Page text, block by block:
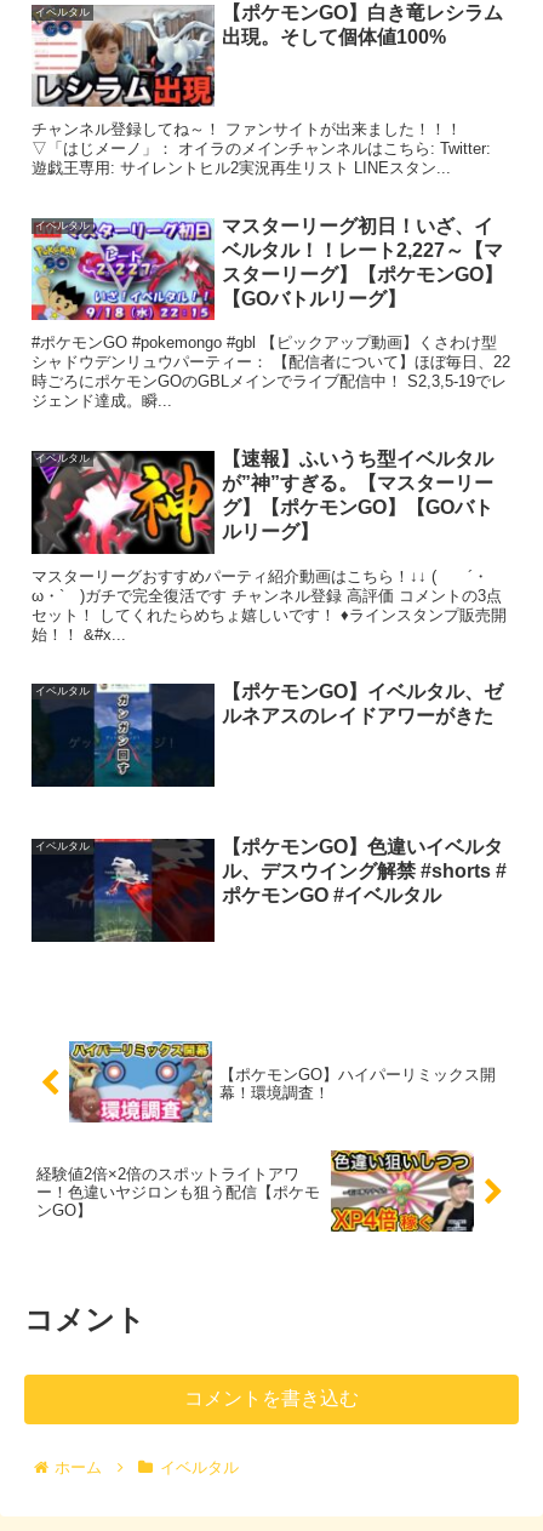
イベルタル
【ポケモンGO】白き竜レシラム
出現。そして個体値100%
チャンネル登録してね～！ ファンサイトが出来ました！！！
▽「はじメーノ」： オイラのメインチャンネルはこちら: Twitter:
遊戯王専用: サイレントヒル2実況再生リスト LINEスタン...
イベルタル
マスターリーグ初日！いざ、イ
ベルタル！！レート2,227～【マ
スターリーグ】【ポケモンGO】
【GOバトルリーグ】
#ポケモンGO #pokemongo #gbl 【ピックアップ動画】くさわけ型
シャドウデンリュウパーティー： 【配信者について】ほぼ毎日、22
時ごろにポケモンGOのGBLメインでライブ配信中！ S2,3,5-19でレ
ジェンド達成。瞬...
イベルタル
【速報】ふいうち型イベルタル
が”神”すぎる。【マスターリー
グ】【ポケモンGO】【GOバト
ルリーグ】
マスターリーグおすすめパーティ紹介動画はこちら！↓↓ ( ´・
ω・` )ガチで完全復活です チャンネル登録 高評価 コメントの3点
セット！ してくれたらめちょ嬉しいです！ ♦ラインスタンプ販売開
始！！ &#x...
イベルタル
【ポケモンGO】イベルタル、ゼ
ルネアスのレイドアワーがきた
イベルタル
【ポケモンGO】色違いイベルタ
ル、デスウイング解禁 #shorts #
ポケモンGO #イベルタル
【ポケモンGO】ハイパーリミックス開
幕！環境調査！
経験値2倍×2倍のスポットライトアワ
ー！色違いヤジロンも狙う配信【ポケモ
ンGO】
コメント
コメントを書き込む
ホーム イベルタル